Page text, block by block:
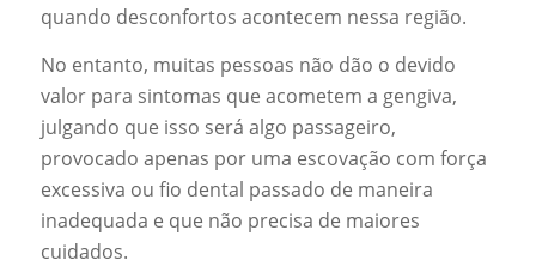
quando desconfortos acontecem nessa região.
No entanto, muitas pessoas não dão o devido
valor para sintomas que acometem a gengiva,
julgando que isso será algo passageiro,
provocado apenas por uma escovação com força
excessiva ou fio dental passado de maneira
inadequada e que não precisa de maiores
cuidados.